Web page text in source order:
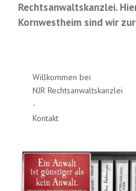
Rechtsanwaltskanzlei.
Kornwestheim sind wir
Willkommen bei
NJR Rechtsanwaltskanzlei
-
Kontakt